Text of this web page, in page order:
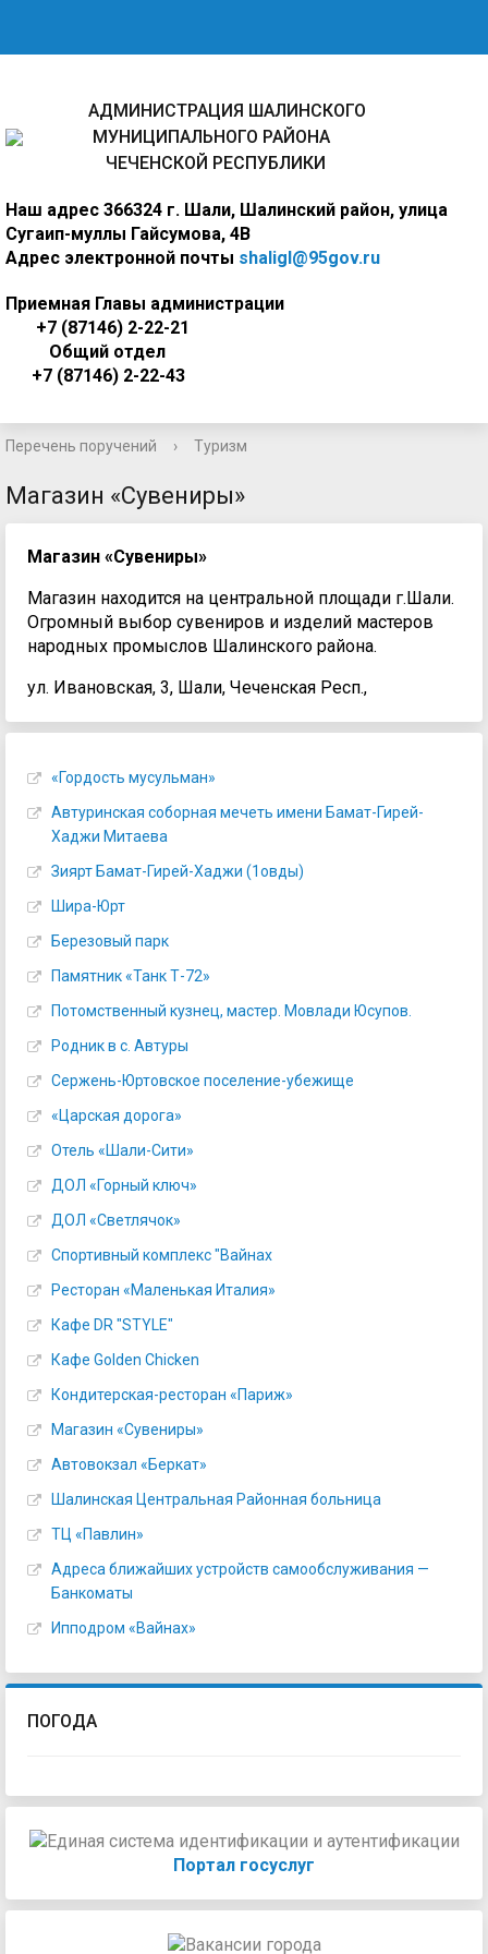
АДМИНИСТРАЦИЯ ШАЛИНСКОГО
МУНИЦИПАЛЬНОГО РАЙОНА
ЧЕЧЕНСКОЙ РЕСПУБЛИКИ
Наш адрес 366324 г. Шали, Шалинский район, улица
Сугаип-муллы Гайсумова, 4В
Адрес электронной почты shaligl@95gov.ru
Приемная Главы администрации
+7 (87146) 2-22-21
Общий отдел
+7 (87146) 2-22-43
Перечень поручений › Туризм
Магазин «Сувениры»
Магазин «Сувениры»
Магазин находится на центральной площади г.Шали.
Огромный выбор сувениров и изделий мастеров
народных промыслов Шалинского района.
ул. Ивановская, 3, Шали, Чеченская Респ.,
«Гордость мусульман»
Автуринская соборная мечеть имени Бамат-Гирей-
Хаджи Митаева
Зиярт Бамат-Гирей-Хаджи (1овды)
Шира-Юрт
Березовый парк
Памятник «Танк Т-72»
Потомственный кузнец, мастер. Мовлади Юсупов.
Родник в с. Автуры
Сержень-Юртовское поселение-убежище
«Царская дорога»
Отель «Шали-Сити»
ДОЛ «Горный ключ»
ДОЛ «Светлячок»
Спортивный комплекс "Вайнах
Ресторан «Маленькая Италия»
Кафе DR "STYLE"
Кафе Golden Chicken
Кондитерская-ресторан «Париж»
Магазин «Сувениры»
Автовокзал «Беркат»
Шалинская Центральная Районная больница
ТЦ «Павлин»
Адреса ближайших устройств самообслуживания —
Банкоматы
Ипподром «Вайнах»
ПОГОДА
Портал госуслуг